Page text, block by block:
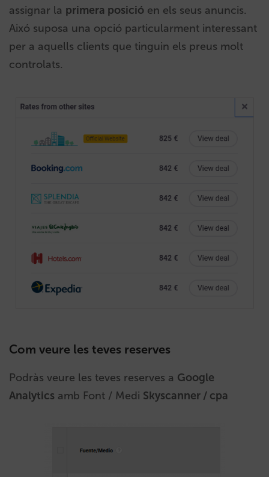
assignar la primera posició en els seus anuncis.
Aixó suposa una opció particularment interessant
per a aquells clients que tinguin els preus molt
controlats.
Com veure les teves reserves
Podràs veure les teves reserves a Google
Analytics amb Font / Medi Skyscanner / cpa